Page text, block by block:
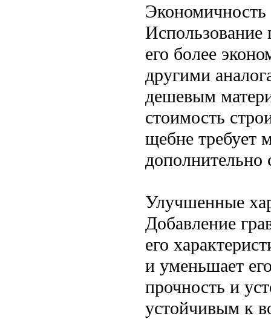
Экономичность
Использование
его более
другими
дешевым
стоимость
щебне требует
дополнительно
Улучшенные
Добавление
его
и уменьшает
прочность и
устойчивым к